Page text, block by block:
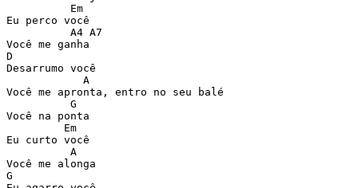
          Em
Eu perco você
          A4 A7
Você me ganha
D
Desarrumo você
            A
Você me apronta, entro no seu balé
          G
Você na ponta
         Em
Eu curto você
          A
Você me alonga
G